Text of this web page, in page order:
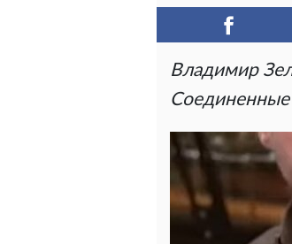
Владимир